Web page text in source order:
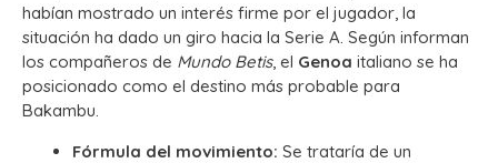
habían mostrado un interés firme por el jugador, la
situación ha dado un giro hacia la Serie A. Según informan
los compañeros de Mundo Betis, el Genoa italiano se ha
posicionado como el destino más probable para
Bakambu.
Fórmula del movimiento: Se trataría de un